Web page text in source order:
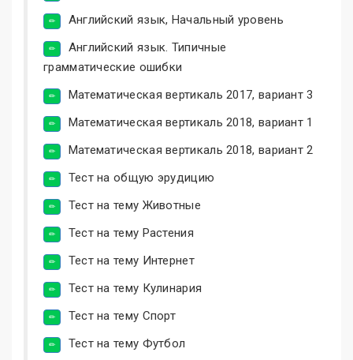
Английский язык, Начальный уровень
Английский язык. Типичные
грамматические ошибки
Математическая вертикаль 2017, вариант 3
Математическая вертикаль 2018, вариант 1
Математическая вертикаль 2018, вариант 2
Тест на общую эрудицию
Тест на тему Животные
Тест на тему Растения
Тест на тему Интернет
Тест на тему Кулинария
Тест на тему Спорт
Тест на тему Футбол